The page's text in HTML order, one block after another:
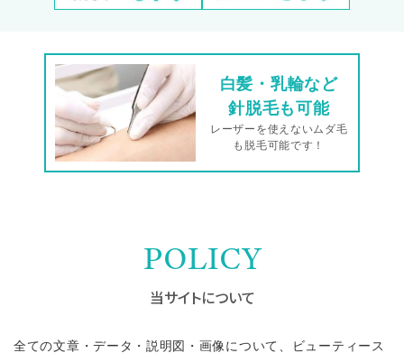
白髪・乳輪など
針脱毛も可能
レーザーを使えないムダ毛
も脱毛可能です！
POLICY
当サイトについて
全ての文章・データ・説明図・画像について、ビューティース